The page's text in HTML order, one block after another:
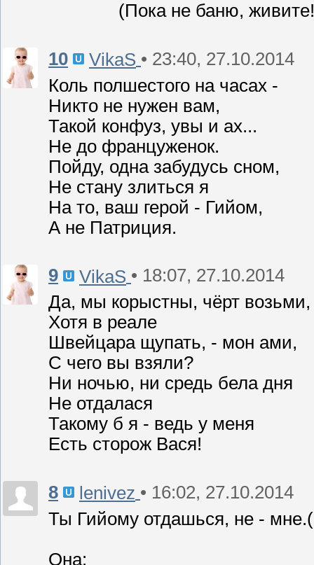
(Пока не баню,
10 VikaS • 23:40, 27.10.2014
Коль полшестого на часах -
Никто не нужен вам,
Такой конфуз, увы и ах...
Не до француженок.
Пойду, одна забудусь сном,
Не стану злиться я
На то, ваш герой - Гийом,
А не Патриция.
9 VikaS • 18:07, 27.10.2014
Да, мы корыстны, чёрт возьми,
Хотя в реале
Швейцара щупать, - мон ами,
С чего вы взяли?
Ни ночью, ни средь бела дня
Не отдалася
Такому б я - ведь у меня
Есть сторож Вася!
8 lenivez • 16:02, 27.10.2014
Ты Гийому отдашься, не -
Она: